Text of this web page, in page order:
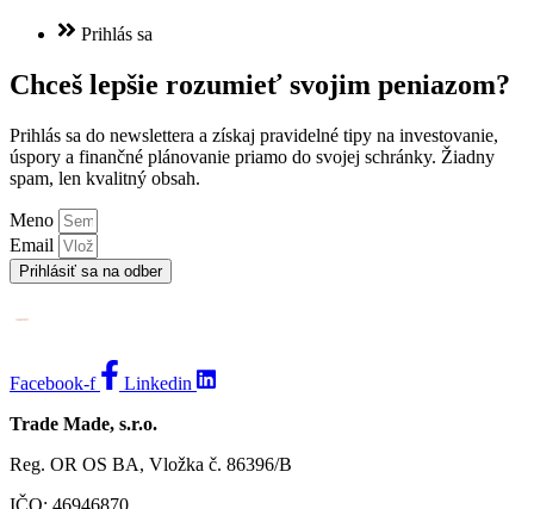
Prihlás sa
Chceš lepšie rozumieť svojim peniazom?
Prihlás sa do newslettera a získaj pravidelné tipy na investovanie,
úspory a finančné plánovanie priamo do svojej schránky. Žiadny
spam, len kvalitný obsah.
Meno
Email
Prihlásiť sa na odber
Facebook-f
Linkedin
Trade Made, s.r.o.
Reg. OR OS BA, Vložka č. 86396/B